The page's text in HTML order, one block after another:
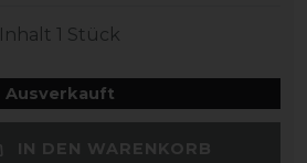
Inhalt 1 Stück
Ausverkauft
IN DEN WARENKORB